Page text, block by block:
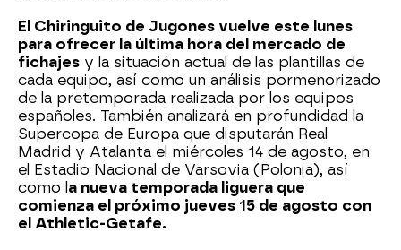
El Chiringuito de Jugones vuelve este lunes
para ofrecer la última hora del mercado de
fichajes y la situación actual de las plantillas de
cada equipo, así como un análisis pormenorizado
de la pretemporada realizada por los equipos
españoles. También analizará en profundidad la
Supercopa de Europa que disputarán Real
Madrid y Atalanta el miércoles 14 de agosto, en
el Estadio Nacional de Varsovia (Polonia), así
como l a nueva temporada liguera que
comienza el próximo jueves 15 de agosto con
el Athletic-Getafe.